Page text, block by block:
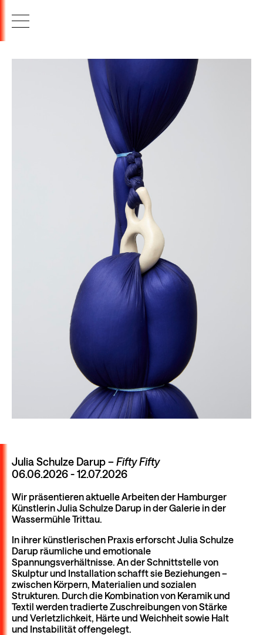
Julia Schulze Darup –Fifty Fifty
06.06.2026 - 12.07.2026
Wir präsentieren aktuelle Arbeiten der Hamburger
Künstlerin Julia Schulze Darup in der Galerie in der
Wassermühle Trittau.
In ihrer künstlerischen Praxis erforscht Julia Schulze
Darup räumliche und emotionale
Spannungsverhältnisse. An der Schnittstelle von
Skulptur und Installation schafft sie Beziehungen –
zwischen Körpern, Materialien und sozialen
Strukturen. Durch die Kombination von Keramik und
Textil werden tradierte Zuschreibungen von Stärke
und Verletzlichkeit, Härte und Weichheit sowie Halt
und Instabilität offengelegt.